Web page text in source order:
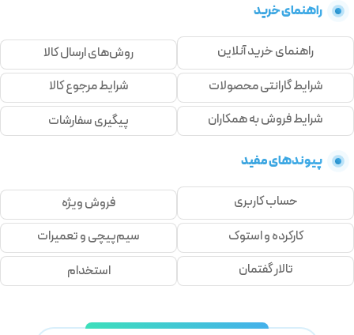
راهنمای خرید
راهنمای خرید آنلاین
روش‌های ارسال کالا
شرایط گارانتی محصولات
شرایط مرجوع کالا
شرایط فروش به همکاران
پیگیری سفارشات
پیوندهای مفید
حساب کاربری
فروش ویژه
کارکرده و استوک
سیم‌پیچی و تعمیرات
تالار گفتمان
استخدام